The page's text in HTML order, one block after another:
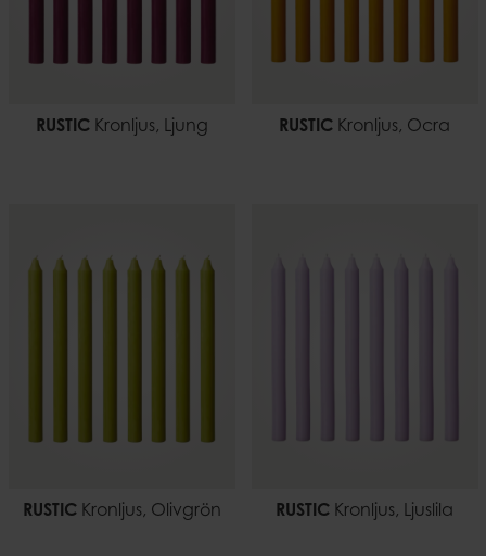
RUSTICKronljus, Ljung RUSTIC Kronljus, Ocra
RUSTICKronljus, Olivgrön RUSTIC Kronljus, Ljuslila